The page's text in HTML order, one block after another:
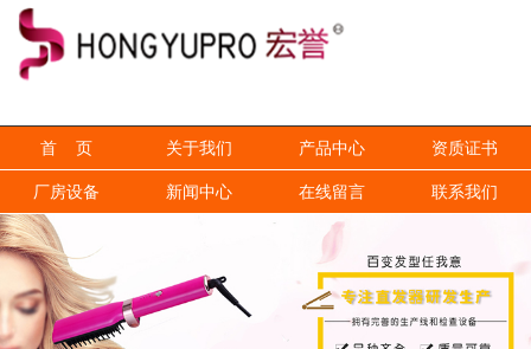
首 页 关于我们 产品中心 资质证书
厂房设备 新闻中心 在线留言 联系我们
信息搜索
搜索